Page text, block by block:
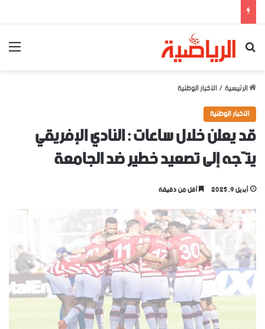
بحث عن
الرئيسية/الأخبار الوطنية
الأخبار الوطنية
قد يعلن خلال ساعات : النادي الإفريقي
يتّجه إلى تصعيد خطير ضد الجامعة
أبريل 9, 2025 أقل من دقيقة